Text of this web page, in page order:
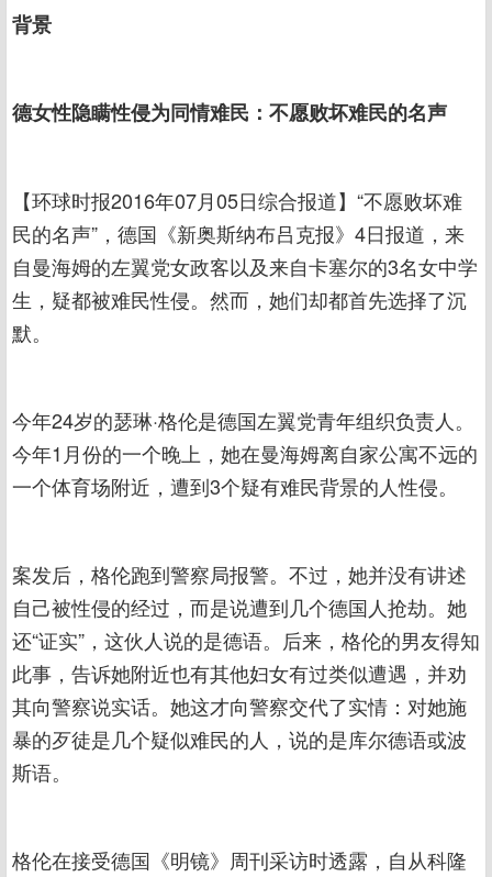
背景
德女性隐瞒性侵为同情难民：不愿败坏难民的名声
【环球时报2016年07月05日综合报道】“不愿败坏难
民的名声”，德国《新奥斯纳布吕克报》4日报道，来
自曼海姆的左翼党女政客以及来自卡塞尔的3名女中学
生，疑都被难民性侵。然而，她们却都首先选择了沉
默。
今年24岁的瑟琳·格伦是德国左翼党青年组织负责人。
今年1月份的一个晚上，她在曼海姆离自家公寓不远的
一个体育场附近，遭到3个疑有难民背景的人性侵。
案发后，格伦跑到警察局报警。不过，她并没有讲述
自己被性侵的经过，而是说遭到几个德国人抢劫。她
还“证实”，这伙人说的是德语。后来，格伦的男友得知
此事，告诉她附近也有其他妇女有过类似遭遇，并劝
其向警察说实话。她这才向警察交代了实情：对她施
暴的歹徒是几个疑似难民的人，说的是库尔德语或波
斯语。
格伦在接受德国《明镜》周刊采访时透露，自从科隆